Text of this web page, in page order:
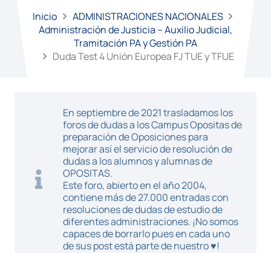
Inicio
ADMINISTRACIONES NACIONALES
Administración de Justicia – Auxilio Judicial,
Tramitación PA y Gestión PA
Duda Test 4 Unión Europea FJ TUE y TFUE
En septiembre de 2021 trasladamos los
foros de dudas a los Campus Opositas de
preparación de Oposiciones para
mejorar así el servicio de resolución de
dudas a los alumnos y alumnas de
OPOSITAS.
Este foro, abierto en el año 2004,
contiene más de 27.000 entradas con
resoluciones de dudas de estudio de
diferentes administraciones. ¡No somos
capaces de borrarlo pues en cada uno
de sus post está parte de nuestro ♥!